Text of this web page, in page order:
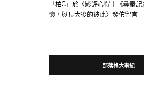
「柏C 」於〈影評心得｜《尋秦
懷，與長大後的彼此〉發佈留言
部落格大事紀